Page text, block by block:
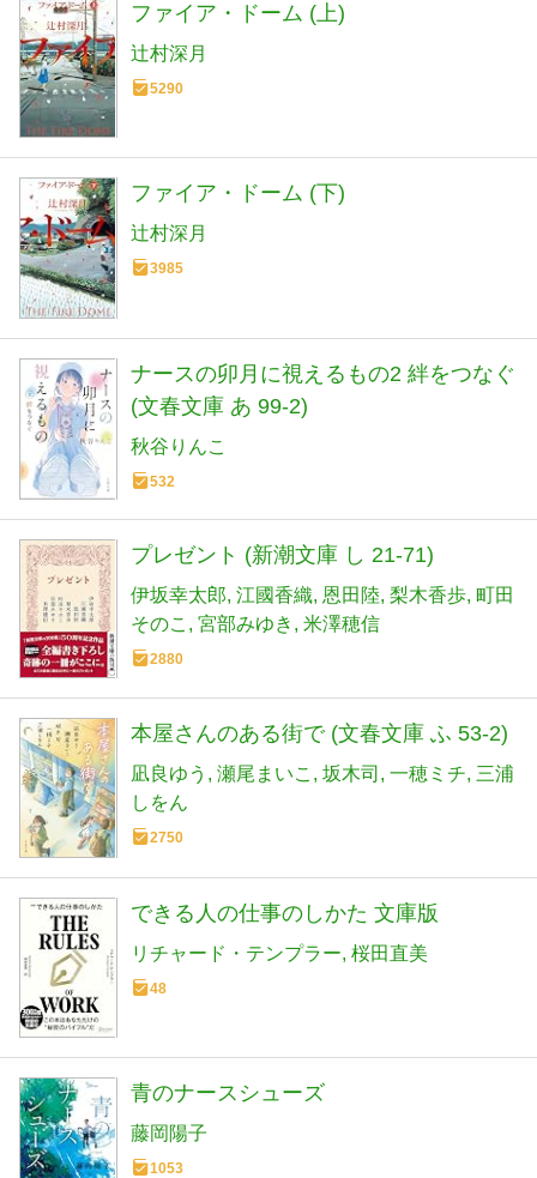
ファイア・ドーム (上)
辻村深月
5290
ファイア・ドーム (下)
辻村深月
3985
ナースの卯月に視えるもの2 絆をつなぐ
(文春文庫 あ 99-2)
秋谷りんこ
532
プレゼント (新潮文庫 し 21-71)
伊坂幸太郎 江國香織 恩田陸 梨木香歩 町田
そのこ
宮部みゆき 米澤穂信
2880
本屋さんのある街で (文春文庫 ふ 53-2)
凪良ゆう 瀬尾まいこ 坂木司 一穂ミチ 三浦
しをん
2750
できる人の仕事のしかた 文庫版
リチャード・テンプラー 桜田直美
48
青のナースシューズ
藤岡陽子
1053